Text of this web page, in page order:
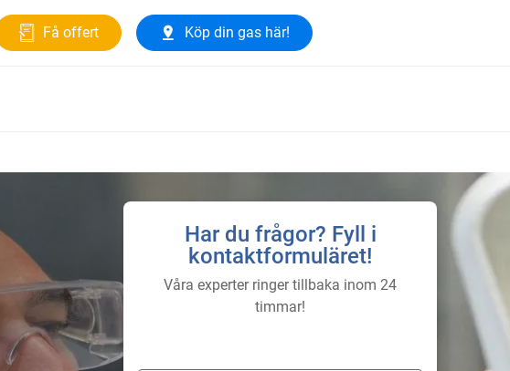
Få offert Köp din gas här!
Har du frågor? Fyll i
kontaktformuläret!
Våra experter ringer tillbaka inom 24
timmar!